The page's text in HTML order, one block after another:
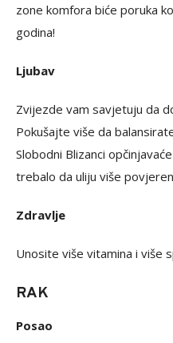
zone komfora biće poruka
godina!
Ljubav
Zvijezde vam savjetuju da
Pokušajte više da
Slobodni Blizanci
trebalo da uliju više
Zdravlje
Unosite više vitamina i više
RAK
Posao